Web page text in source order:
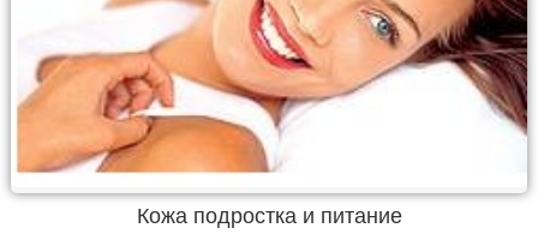
Кожа подростка и питание